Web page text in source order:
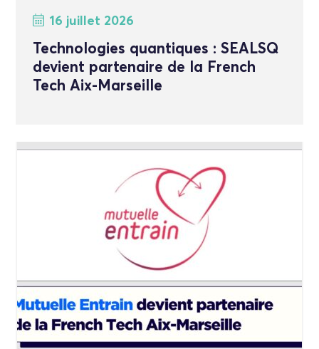
16 juillet 2026
Technologies quantiques : SEALSQ
devient partenaire de la French
Tech Aix-Marseille